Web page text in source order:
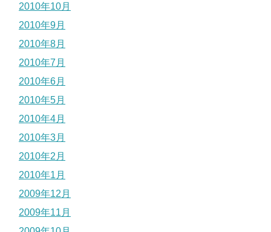
2010年10月
2010年9月
2010年8月
2010年7月
2010年6月
2010年5月
2010年4月
2010年3月
2010年2月
2010年1月
2009年12月
2009年11月